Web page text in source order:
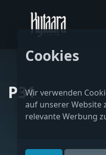
P31
Cookies
Wir verwenden
auf unserer Website
relevante Werbung